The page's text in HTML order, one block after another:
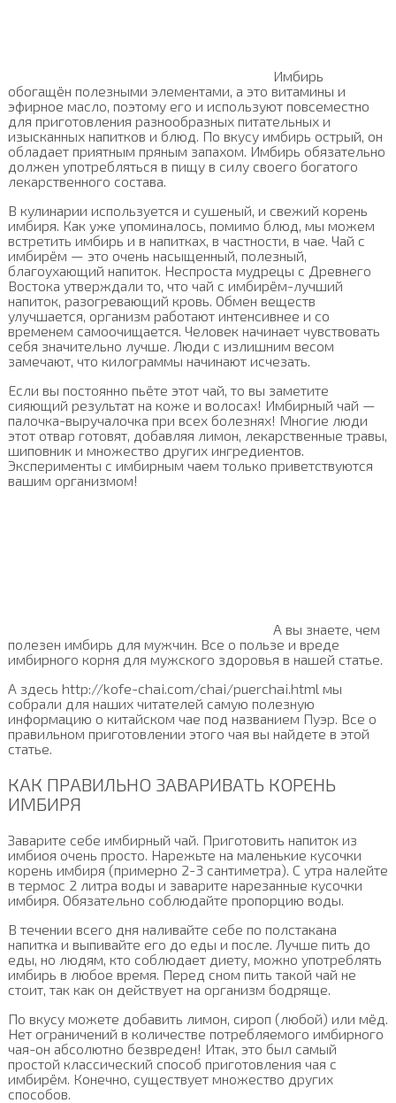
Имбирь
обогащён полезными элементами, а это витамины и
эфирное масло, поэтому его и используют повсеместно
для приготовления разнообразных питательных и
изысканных напитков и блюд. По вкусу имбирь острый, он
обладает приятным пряным запахом. Имбирь обязательно
должен употребляться в пищу в силу своего богатого
лекарственного состава.
В кулинарии используется и сушеный, и свежий корень
имбиря. Как уже упоминалось, помимо блюд, мы можем
встретить имбирь и в напитках, в частности, в чае. Чай с
имбирём — это очень насыщенный, полезный,
благоухающий напиток. Неспроста мудрецы с Древнего
Востока утверждали то, что чай с имбирём-лучший
напиток, разогревающий кровь. Обмен веществ
улучшается, организм работают интенсивнее и со
временем самоочищается. Человек начинает чувствовать
себя значительно лучше. Люди с излишним весом
замечают, что килограммы начинают исчезать.
Если вы постоянно пьёте этот чай, то вы заметите
сияющий результат на коже и волосах! Имбирный чай —
палочка-выручалочка при всех болезнях! Многие люди
этот отвар готовят, добавляя лимон, лекарственные травы,
шиповник и множество других ингредиентов.
Эксперименты с имбирным чаем только приветствуются
вашим организмом!
А вы знаете, чем
полезен имбирь для мужчин. Все о пользе и вреде
имбирного корня для мужского здоровья в нашей статье.
А здесь http://kofe-chai.com/chai/puerchai.html мы
собрали для наших читателей самую полезную
информацию о китайском чае под названием Пуэр. Все о
правильном приготовлении этого чая вы найдете в этой
статье.
КАК ПРАВИЛЬНО ЗАВАРИВАТЬ КОРЕНЬ
ИМБИРЯ
Заварите себе имбирный чай. Приготовить напиток из
имбиоя очень просто. Нарежьте на маленькие кусочки
корень имбиря (примерно 2-3 сантиметра). С утра налейте
в термос 2 литра воды и заварите нарезанные кусочки
имбиря. Обязательно соблюдайте пропорцию воды.
В течении всего дня наливайте себе по полстакана
напитка и выпивайте его до еды и после. Лучше пить до
еды, но людям, кто соблюдает диету, можно употреблять
имбирь в любое время. Перед сном пить такой чай не
стоит, так как он действует на организм бодряще.
По вкусу можете добавить лимон, сироп (любой) или мёд.
Нет ограничений в количестве потребляемого имбирного
чая-он абсолютно безвреден! Итак, это был самый
простой классический способ приготовления чая с
имбирём. Конечно, существует множество других
способов.